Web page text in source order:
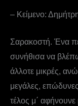
– Κείμενο:
Σαρακοστή. Ένα
συνήθισα να
άλλοτε μικρές,
μεγάλες,
τέλος μ΄